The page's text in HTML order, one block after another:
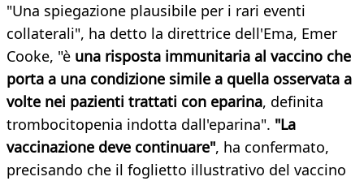
"Una spiegazione plausibile per i rari eventi
collaterali", ha detto la direttrice dell'Ema, Emer
Cooke, "è una risposta immunitaria al vaccino che
porta a una condizione simile a quella osservata a
volte nei pazienti trattati con eparina, definita
trombocitopenia indotta dall'eparina". "La
vaccinazione deve continuare", ha confermato,
precisando che il foglietto illustrativo del vaccino